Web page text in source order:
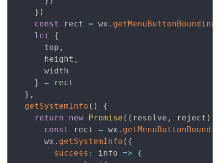
} )
const
rect = wx .
let
{
      top
,
      height
,
      width
}
= rect
} ,
getSystemInfo ( )
{
return
new Promise ( ( resolve , reject )
const
rect = wx .
      wx
. getSystemInfo ( {
success : info =>
{